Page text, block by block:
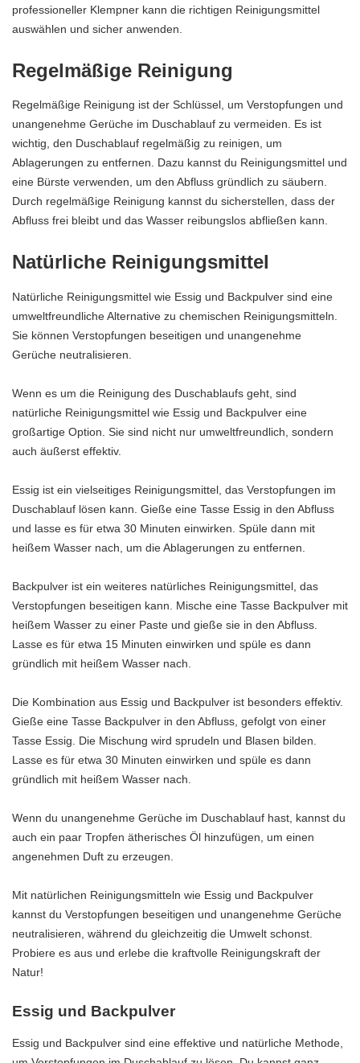
professioneller Klempner kann die richtigen Reinigungsmittel
auswählen und sicher anwenden.
Regelmäßige Reinigung
Regelmäßige Reinigung ist der Schlüssel, um Verstopfungen und
unangenehme Gerüche im Duschablauf zu vermeiden. Es ist
wichtig, den Duschablauf regelmäßig zu reinigen, um
Ablagerungen zu entfernen. Dazu kannst du Reinigungsmittel und
eine Bürste verwenden, um den Abfluss gründlich zu säubern.
Durch regelmäßige Reinigung kannst du sicherstellen, dass der
Abfluss frei bleibt und das Wasser reibungslos abfließen kann.
Natürliche Reinigungsmittel
Natürliche Reinigungsmittel wie Essig und Backpulver sind eine
umweltfreundliche Alternative zu chemischen Reinigungsmitteln.
Sie können Verstopfungen beseitigen und unangenehme
Gerüche neutralisieren.
Wenn es um die Reinigung des Duschablaufs geht, sind
natürliche Reinigungsmittel wie Essig und Backpulver eine
großartige Option. Sie sind nicht nur umweltfreundlich, sondern
auch äußerst effektiv.
Essig ist ein vielseitiges Reinigungsmittel, das Verstopfungen im
Duschablauf lösen kann. Gieße eine Tasse Essig in den Abfluss
und lasse es für etwa 30 Minuten einwirken. Spüle dann mit
heißem Wasser nach, um die Ablagerungen zu entfernen.
Backpulver ist ein weiteres natürliches Reinigungsmittel, das
Verstopfungen beseitigen kann. Mische eine Tasse Backpulver mit
heißem Wasser zu einer Paste und gieße sie in den Abfluss.
Lasse es für etwa 15 Minuten einwirken und spüle es dann
gründlich mit heißem Wasser nach.
Die Kombination aus Essig und Backpulver ist besonders effektiv.
Gieße eine Tasse Backpulver in den Abfluss, gefolgt von einer
Tasse Essig. Die Mischung wird sprudeln und Blasen bilden.
Lasse es für etwa 30 Minuten einwirken und spüle es dann
gründlich mit heißem Wasser nach.
Wenn du unangenehme Gerüche im Duschablauf hast, kannst du
auch ein paar Tropfen ätherisches Öl hinzufügen, um einen
angenehmen Duft zu erzeugen.
Mit natürlichen Reinigungsmitteln wie Essig und Backpulver
kannst du Verstopfungen beseitigen und unangenehme Gerüche
neutralisieren, während du gleichzeitig die Umwelt schonst.
Probiere es aus und erlebe die kraftvolle Reinigungskraft der
Natur!
Essig und Backpulver
Essig und Backpulver sind eine effektive und natürliche Methode,